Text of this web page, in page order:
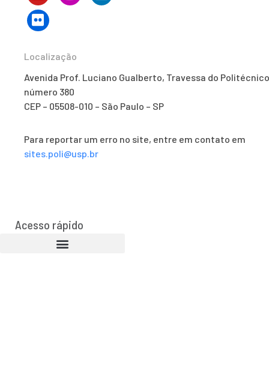
Localização
Avenida Prof. Luciano Gualberto, Travessa do
número 380
CEP – 05508-010 – São Paulo – SP
Para reportar um erro no site, entre em contato em
sites.poli@usp.br
Acesso rápido